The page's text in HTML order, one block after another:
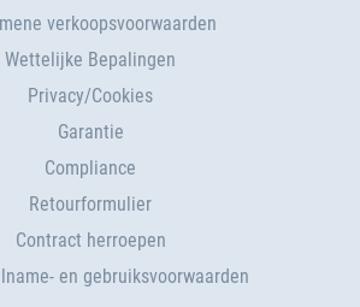
verkoopsvoorwaarden
Wettelijke Bepalingen
Privacy/Cookies
Garantie
Compliance
Retourformulier
Contract herroepen
en gebruiksvoorwaarden